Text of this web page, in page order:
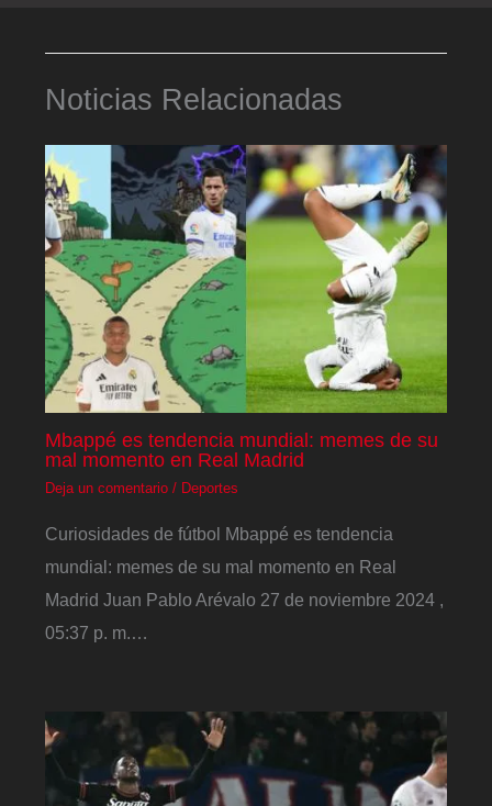
Noticias Relacionadas
Mbappé es tendencia mundial: memes de su
mal momento en Real Madrid
Deja un comentario / Deportes
Curiosidades de fútbol Mbappé es tendencia
mundial: memes de su mal momento en Real
Madrid Juan Pablo Arévalo 27 de noviembre 2024 ,
05:37 p. m.…